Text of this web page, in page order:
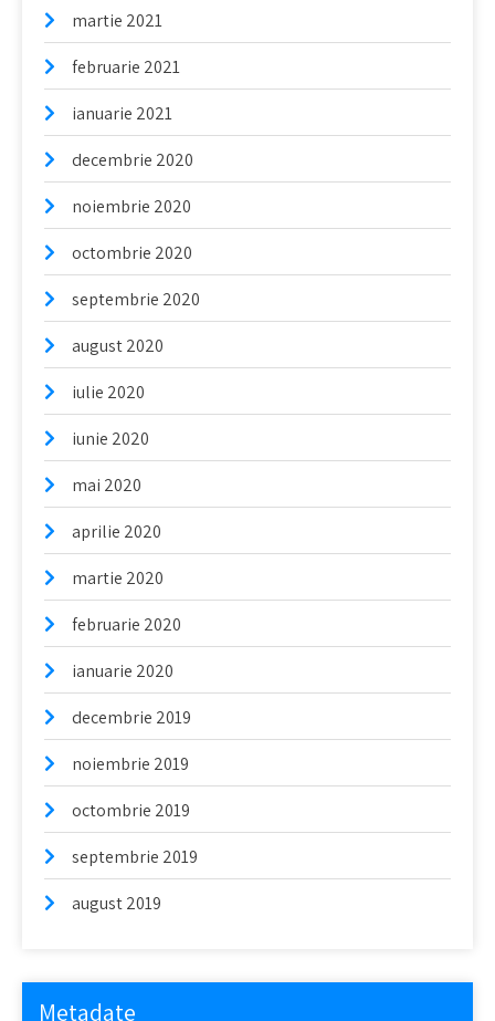
martie 2021
februarie 2021
ianuarie 2021
decembrie 2020
noiembrie 2020
octombrie 2020
septembrie 2020
august 2020
iulie 2020
iunie 2020
mai 2020
aprilie 2020
martie 2020
februarie 2020
ianuarie 2020
decembrie 2019
noiembrie 2019
octombrie 2019
septembrie 2019
august 2019
Metadate